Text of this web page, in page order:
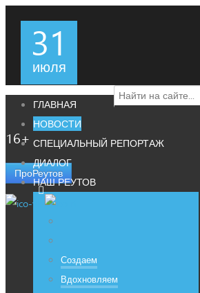
16+
ПроРеутов
ГЛАВНАЯ
НОВОСТИ
СПЕЦИАЛЬНЫЙ РЕПОРТАЖ
ДИАЛОГ
НАШ РЕУТОВ
Создаем
Вдохновляем
31
июля